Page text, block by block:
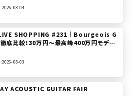
08-04
SHOPPING #231｜Bourgeois G
比較！30万円〜最高峰400万円モデル
ズ】08-03
ACOUSTIC GUITAR FAIR